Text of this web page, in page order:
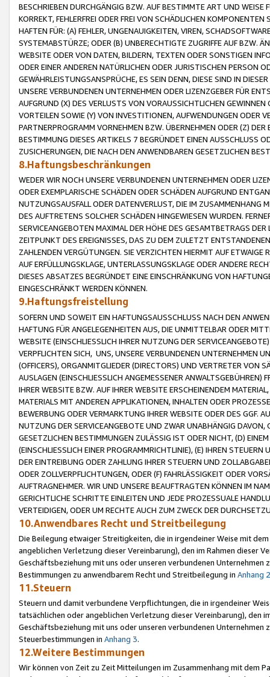
BESCHRIEBEN DURCHGÄNGIG BZW. AUF BESTIMMTE ART UND
KORREKT, FEHLERFREI ODER FREI VON SCHÄDLICHEN
HAFTEN FÜR: (A) FEHLER, UNGENAUIGKEITEN, VIREN,
SYSTEMABSTÜRZE; ODER (B) UNBERECHTIGTE ZUGRIFFE AUF BZW.
WEBSITE ODER VON DATEN, BILDERN, TEXTEN ODER SONSTIGEN
ODER EINER ANDEREN NATÜRLICHEN ODER JURISTISCHEN PERSON
GEWÄHRLEISTUNGSANSPRÜCHE, ES SEIN DENN, DIESE SIND IN
UNSERE VERBUNDENEN UNTERNEHMEN ODER LIZENZGEBER FÜR
AUFGRUND (X) DES VERLUSTS VON VORAUSSICHTLICHEN
VORTEILEN SOWIE (Y) VON INVESTITIONEN, AUFWENDUNGEN ODER
PARTNERPROGRAMM VORNEHMEN BZW. ÜBERNEHMEN ODER (Z)
BESTIMMUNG DIESES ARTIKELS 7 BEGRÜNDET EINEN AUSSCHLUSS
ZUSICHERUNGEN, DIE NACH DEN ANWENDBAREN GESETZLICHEN
8.Haftungsbeschränkungen
WEDER WIR NOCH UNSERE VERBUNDENEN UNTERNEHMEN ODER
ODER EXEMPLARISCHE SCHÄDEN ODER SCHÄDEN AUFGRUND
NUTZUNGSAUSFALL ODER DATENVERLUST, DIE IM ZUSAMMENHANG
DES AUFTRETENS SOLCHER SCHÄDEN HINGEWIESEN WURDEN.
SERVICEANGEBOTEN MAXIMAL DER HÖHE DES GESAMTBETRAGS
ZEITPUNKT DES EREIGNISSES, DAS ZU DEM ZULETZT
ZAHLENDEN VERGÜTUNGEN. SIE VERZICHTEN HIERMIT AUF
AUF ERFÜLLUNGSKLAGE, UNTERLASSUNGSKLAGE ODER ANDERE
DIESES ABSATZES BEGRÜNDET EINE EINSCHRÄNKUNG VON
EINGESCHRÄNKT WERDEN KÖNNEN.
9.Haftungsfreistellung
SOFERN UND SOWEIT EIN HAFTUNGSAUSSCHLUSS NACH DEN
HAFTUNG FÜR ANGELEGENHEITEN AUS, DIE UNMITTELBAR ODER
WEBSITE (EINSCHLIESSLICH IHRER NUTZUNG DER
VERPFLICHTEN SICH, UNS, UNSERE VERBUNDENEN UNTERNEHMEN
(OFFICERS), ORGANMITGLIEDER (DIRECTORS) UND VERTRETER VON
AUSLAGEN (EINSCHLIESSLICH ANGEMESSENER
IHRER WEBSITE BZW. AUF IHRER WEBSITE ERSCHEINENDEM
MATERIALS MIT ANDEREN APPLIKATIONEN, INHALTEN ODER
BEWERBUNG ODER VERMARKTUNG IHRER WEBSITE ODER DES GGF.
NUTZUNG DER SERVICEANGEBOTE UND ZWAR UNABHÄNGIG
GESETZLICHEN BESTIMMUNGEN ZULÄSSIG IST ODER NICHT, (D)
(EINSCHLIESSLICH EINER PROGRAMMRICHTLINIE), (E) IHREN
DER EINTREIBUNG ODER ZAHLUNG IHRER STEUERN UND
ODER ZOLLVERPFLICHTUNGEN, ODER (F) FAHRLÄSSIGKEIT ODER
AUFTRAGNEHMER. WIR UND UNSERE BEAUFTRAGTEN KÖNNEN IM
GERICHTLICHE SCHRITTE EINLEITEN UND JEDE PROZESSUALE
VERTEIDIGEN, ODER UM RECHTE AUCH ZUM ZWECK DER
10.Anwendbares Recht und Streitbeilegung
Die Beilegung etwaiger Streitigkeiten, die in irgendeiner Weise mit
angeblichen Verletzung dieser Vereinbarung), den im Rahmen dieser
Geschäftsbeziehung mit uns oder unseren verbundenen
Bestimmungen zu anwendbarem Recht und Streitbeilegung in Anhang 2
11.Steuern
Steuern und damit verbundene Verpflichtungen, die in irgendeiner
tatsächlichen oder angeblichen Verletzung dieser Vereinbarung), den
Geschäftsbeziehung mit uns oder unseren verbundenen
Steuerbestimmungen in Anhang 3.
12.Weitere Bestimmungen
Wir können von Zeit zu Zeit Mitteilungen im Zusammenhang mit dem